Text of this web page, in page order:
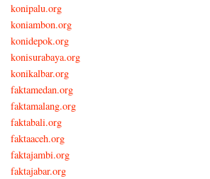
konipalu.org
koniambon.org
konidepok.org
konisurabaya.org
konikalbar.org
faktamedan.org
faktamalang.org
faktabali.org
faktaaceh.org
faktajambi.org
faktajabar.org